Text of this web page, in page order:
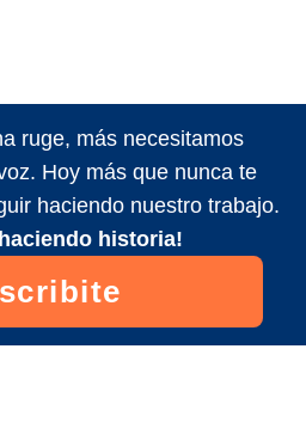
ruge, más necesitamos
Hoy más que nunca te
haciendo nuestro trabajo.
historia!